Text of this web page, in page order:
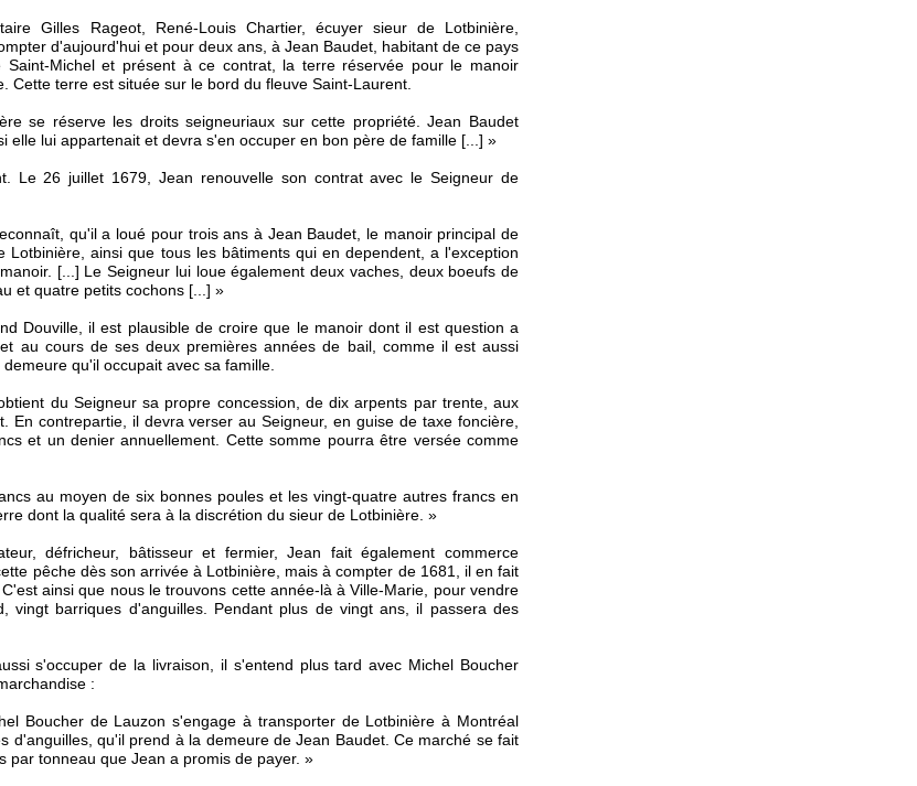
Gilles Rageot, René-Louis Chartier, écuyer sieur de Lotbinière,
d'aujourd'hui et pour deux ans, à Jean Baudet, habitant de ce pays
Michel et présent à ce contrat, la terre réservée pour le manoir
Cette terre est située sur le bord du fleuve Saint-Laurent.
se réserve les droits seigneuriaux sur cette propriété. Jean Baudet
elle lui appartenait et devra s'en occuper en bon père de famille [...] »
Le 26 juillet 1679, Jean renouvelle son contrat avec le Seigneur de
qu'il a loué pour trois ans à Jean Baudet, le manoir principal de
Lotbinière, ainsi que tous les bâtiments qui en dependent, a l'exception
[...] Le Seigneur lui loue également deux vaches, deux boeufs de
et quatre petits cochons [...] »
Douville, il est plausible de croire que le manoir dont il est question a
au cours de ses deux premières années de bail, comme il est aussi
qu'il occupait avec sa famille.
du Seigneur sa propre concession, de dix arpents par trente, aux
En contrepartie, il devra verser au Seigneur, en guise de taxe foncière,
et un denier annuellement. Cette somme pourra être versée comme
au moyen de six bonnes poules et les vingt-quatre autres francs en
dont la qualité sera à la discrétion du sieur de Lotbinière. »
défricheur, bâtisseur et fermier, Jean fait également commerce
pêche dès son arrivée à Lotbinière, mais à compter de 1681, il en fait
ainsi que nous le trouvons cette année-là à Ville-Marie, pour vendre
vingt barriques d'anguilles. Pendant plus de vingt ans, il passera des
s'occuper de la livraison, il s'entend plus tard avec Michel Boucher
:
Boucher de Lauzon s'engage à transporter de Lotbinière à Montréal
d'anguilles, qu'il prend à la demeure de Jean Baudet. Ce marché se fait
par tonneau que Jean a promis de payer. »